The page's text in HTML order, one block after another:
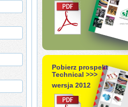
Pobierz prospekt
Technical >>>
wersja 2012